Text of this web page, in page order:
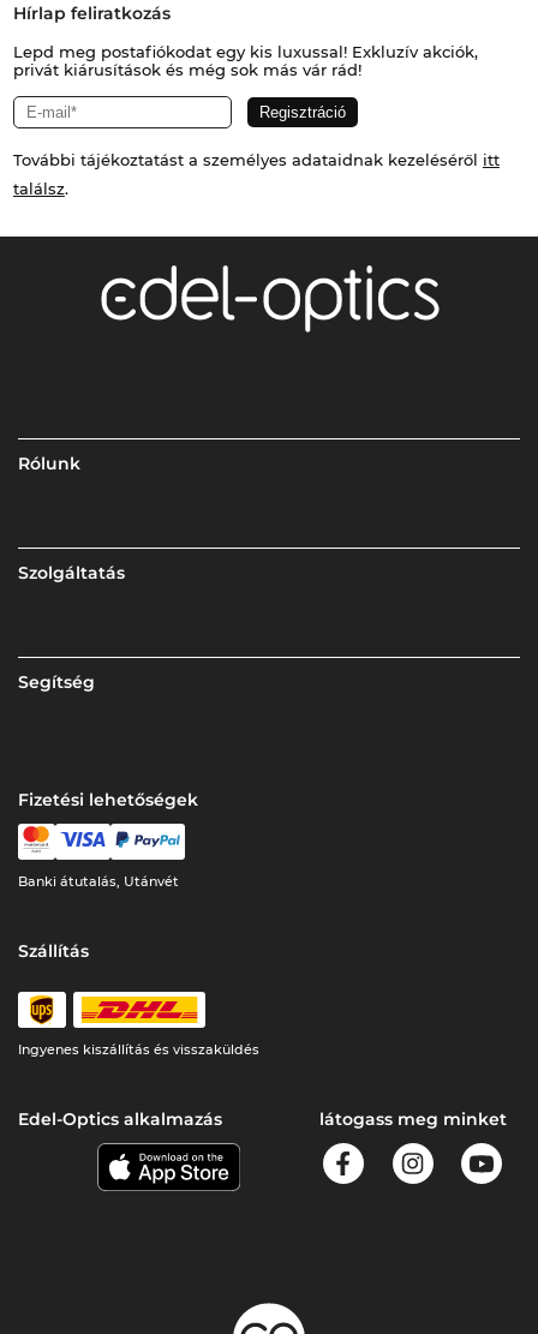
Hírlap feliratkozás
Lepd meg postafiókodat egy kis luxussal! Exkluzív akciók,
privát kiárusítások és még sok más vár rád!
További tájékoztatást a személyes adataidnak kezeléséről itt
találsz.
Rólunk
Szolgáltatás
Segítség
Fizetési lehetőségek
Banki átutalás, Utánvét
Szállítás
Ingyenes kiszállítás és visszaküldés
Edel-Optics alkalmazás látogass meg minket